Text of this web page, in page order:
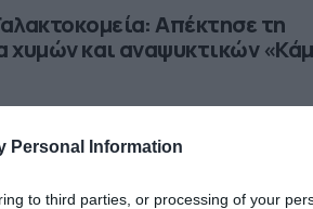
Personal Information
to third parties, or processing of your
Απέκτησε τη
χυμών και αναψυκτικών